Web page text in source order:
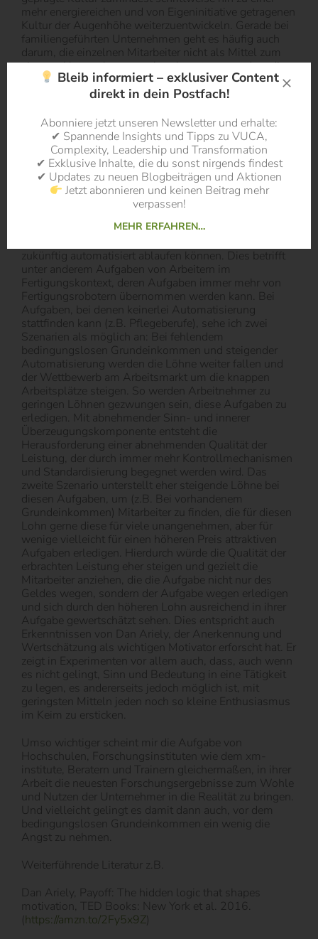
mehr energiereichen und von Eigeninitiative getragenen
Kultur der Augenhöhe weiterzuentwickeln. Gerade bei
familiengeführten Unternehmen geht es häufig auch
darum, die einzelnen Mitarbeiter nicht als Mittel zum
eigenen Unternehmerzweck zu benutzen, sondern diese
vielmehr für ihre Kreativität und Intelligenz zu
respektieren und zu wertschätzen. (Ariely, p. 36)
Ein bedingungsloses Grundeinkommen würde
sicherlich die Möglichkeit geben, generell eine höhere
Sinnorientierung bei der Arbeit zu erzeugen. Sei es
durch Wanderbewegungen zwischen verschiedenen
Jobs („Ich tu was, das mir richtig Spass macht!“ oder
der Entscheidung nicht mehr zu arbeiten („Mir reicht
mein geringes Grundeinkommen und ich kümmere
mit Sinn anreicherbaren Aufgaben könnte sich zweierlei
zukünftig automatisiert ablaufen können. Dies betrifft
unter anderem Aufgaben von Arbeitern im
Fertigungskontext, deren Aufgaben immer mehr von
Fertigungsrobotern übernommen werden kann. Bei
Aufgaben, bei denen keinerlei Automatisierung
stattfinden kann (z.B. Pflegeberufe), sehe ich zwei
Szenarien als möglich an: Bei fehlendem
bedingungslosen Grundeinkommen und steigender
Automatisierung werden die Löhne weiter fallen und
der Wettbewerb am Arbeitsmarkt um die knappen
Arbeitsplätze steigen. So werden Arbeitnehmer zu
geringen Löhnen gezwungen sein, diese Aufgaben zu
erledigen. Mit abnehmender Sinn- und innerer
Überzeugungskomponente entsteht die
Herausforderung einer abnehmenden Qualität der
Leistung, der durch immer mehr Kontrollmechanismen
und Standardisierung begegnet werden wird. Das
zweite Szenario unterstellt eher steigende Löhne bei
diesen Aufgaben, um (z.B. Bei vorhandenem
Grundeinkommen) Mitarbeiter zu finden, die für diesen
Lohn gerne diese für viele unangenehmen, aber für
wenige vielleicht für einen höheren Preis attraktiven
Aufgaben erledigen. Hierdurch würde die Qualität der
erbrachten Leistung eher steigen und gezielt die
Mitarbeiter anziehen, die die Aufgabe nicht nur des
Geldes wegen, sondern der Aufgabe wegen erledigen
und sich durch den höheren Lohn ausreichend in ihrer
Aufgabe gewertschätzt sehen. Dies entspricht auch
Erkenntnissen von Dan Ariely, der Anerkennung und
Wertschätzung als wichtigen Motivator erforscht hat. Er
zeigt in Experimenten vor allem auch, dass, auch wenn
es nicht gelingt, Sinn und Bedeutung in eine Tätigkeit
zu legen, es andererseits jedoch möglich ist, mit
geringsten Mitteln jeden noch so kleine Enthusiasmus
im Keim zu ersticken.
Umso wichtiger scheint mir die Aufgabe von
Hochschulen, Forschungsinstituten wie dem xm-
institute, Beratern und Trainern gleichermaßen, in ihrer
Arbeit die neuesten Forschungsergebnisse zum Wohle
und Nutzen der Unternehmer in die Realität zu bringen.
Und vielleicht gelingt es damit dann auch, vor dem
bedingungslosen Grundeinkommen ein wenig die
Angst zu nehmen.
Weiterführende Literatur z.B.
Dan Ariely, Payoff: The hidden logic that shapes
motivation, TED Books: New York et al. 2016.
(https://amzn.to/2Fy5x9Z)
Bleib informiert – exklusiver Content
direkt in dein Postfach!
Abonniere jetzt unseren Newsletter und erhalte:
✔ Spannende Insights und Tipps zu VUCA,
Complexity, Leadership und Transformation
✔ Exklusive Inhalte, die du sonst nirgends findest
✔ Updates zu neuen Blogbeiträgen und Aktionen
Jetzt abonnieren und keinen Beitrag mehr
verpassen!
MEHR ERFAHREN…